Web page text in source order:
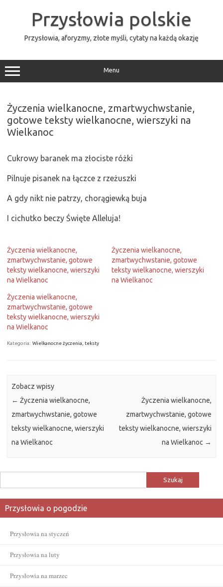
Przysłowia polskie
Przysłowia, aforyzmy, złote myśli, cytaty na każdą okazję
Menu
Życzenia wielkanocne, zmartwychwstanie,
gotowe teksty wielkanocne, wierszyki na
Wielkanoc
Cukrowy baranek ma złociste różki
Pilnuje pisanek na łączce z rzeżuszki
A gdy nikt nie patrzy, chorągiewką buja
I cichutko beczy Święte Alleluja!
Życzenia wielkanocne,
zmartwychwstanie, gotowe
teksty wielkanocne, wierszyki
na Wielkanoc
Życzenia wielkanocne,
zmartwychwstanie, gotowe
teksty wielkanocne, wierszyki
na Wielkanoc
Życzenia wielkanocne,
zmartwychwstanie, gotowe
teksty wielkanocne, wierszyki
na Wielkanoc
Kategoria: Wielkanocne życzenia, teksty
Zobacz wpisy
← Życzenia wielkanocne,
zmartwychwstanie, gotowe
teksty wielkanocne, wierszyki
na Wielkanoc
Życzenia wielkanocne,
zmartwychwstanie, gotowe
teksty wielkanocne, wierszyki
na Wielkanoc →
Przysłowia o pogodzie
Przysłowia na styczeń
Przysłowia na luty
Przysłowia na marzec